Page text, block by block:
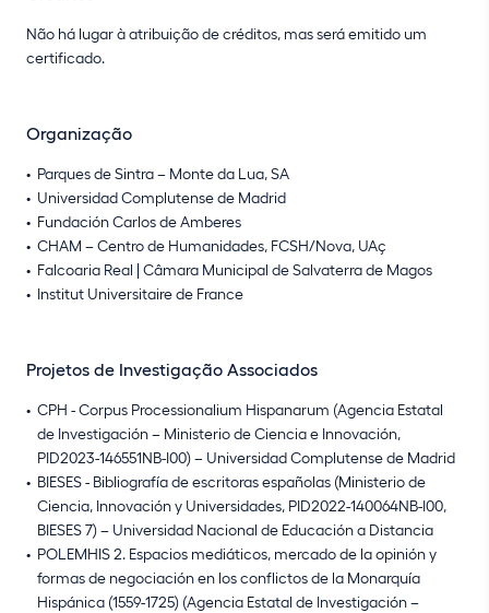
Não há lugar à atribuição de créditos, mas será emitido um
certificado.
Organização
Parques de Sintra – Monte da Lua, SA
Universidad Complutense de Madrid
Fundación Carlos de Amberes
CHAM – Centro de Humanidades, FCSH/Nova, UAç
Falcoaria Real | Câmara Municipal de Salvaterra de Magos
Institut Universitaire de France
Projetos de Investigação Associados
CPH - Corpus Processionalium Hispanarum (Agencia Estatal
de Investigación – Ministerio de Ciencia e Innovación,
PID2023-146551NB-I00) – Universidad Complutense de Madrid
BIESES - Bibliografía de escritoras españolas (Ministerio de
Ciencia, Innovación y Universidades, PID2022-140064NB-I00,
BIESES 7) – Universidad Nacional de Educación a Distancia
POLEMHIS 2. Espacios mediáticos, mercado de la opinión y
formas de negociación en los conflictos de la Monarquía
Hispánica (1559-1725) (Agencia Estatal de Investigación –